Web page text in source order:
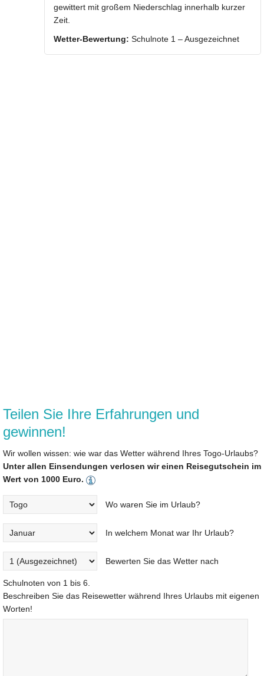
gewittert mit großem Niederschlag innerhalb kurzer
Zeit.
Wetter-Bewertung: Schulnote 1 – Ausgezeichnet
Teilen Sie Ihre Erfahrungen und
gewinnen!
Wir wollen wissen: wie war das Wetter während Ihres Togo-Urlaubs?
Unter allen Einsendungen verlosen wir einen Reisegutschein im
Wert von 1000 Euro.
Wo waren Sie im Urlaub?
In welchem Monat war Ihr Urlaub?
Bewerten Sie das Wetter nach
Schulnoten von 1 bis 6.
Beschreiben Sie das Reisewetter während Ihres Urlaubs mit eigenen
Worten!